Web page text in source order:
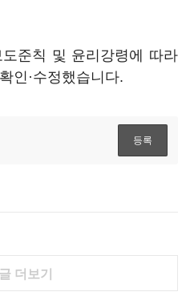
준칙 및 윤리강령에 따라
인·수정했습니다.
더보기